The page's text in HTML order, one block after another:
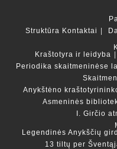
Struktūra Kontaktai
Kraštotyra ir leidyba
Periodika skaitmeninėse
Anykštėno
Asmeninės
I. Girčio
Legendinės Anykščių
13 tiltų per